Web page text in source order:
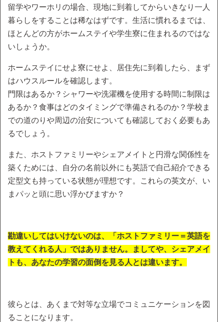
留学やワーホリの場合、現地に到着してからいきなり一人
暮らしをすることは稀なはずです。生活に慣れるまでは、
ほとんどの方がホームステイや学生寮に住まれるのではな
いしょうか。
ホームステイにせよ寮にせよ、居住先に到着したら、まず
はハウスルールを確認します。
門限はあるか？シャワーや洗濯機を使用する時間に制限は
あるか？食事はどのタイミングで準備されるのか？学校ま
での道のりや周辺の治安についても確認しておく必要もあ
るでしょう。
また、ホストファミリーやシェアメイトと円滑な関係性を
築くためには、自分の名前以外にも英語で自己紹介できる
定型文も持っている状態が理想です。これらの英文が、い
まパッと頭に思い浮かびますか？
勘違いしてはいけないのは、「ホストファミリー＝英語を
教えてくれる人」ではありません。ましてや、シェアメイ
トも、あなたの学習の面倒を見る人とは違います。
彼らとは、あくまで対等な立場でコミュニケーションを図
ることになります。